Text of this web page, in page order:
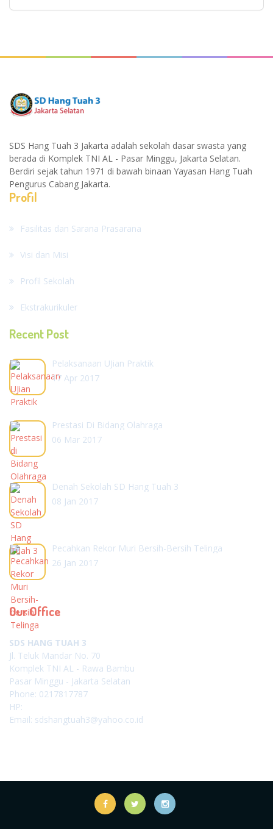
SDS Hang Tuah 3 Jakarta adalah sekolah dasar swasta yang
berada di Komplek TNI AL - Pasar Minggu, Jakarta Selatan.
Berdiri sejak tahun 1971 di bawah binaan Yayasan Hang Tuah
Pengurus Cabang Jakarta.
Profil
Fasilitas dan Sarana Prasarana
Visi dan Misi
Profil Sekolah
Ekstrakurikuler
Recent Post
Pelaksanaan UJian Praktik
17 Apr 2017
Prestasi Di Bidang Olahraga
06 Mar 2017
Denah Sekolah SD Hang Tuah 3
08 Jan 2017
Pecahkan Rekor Muri Bersih-Bersih Telinga
26 Jan 2017
Our Office
SDS HANG TUAH 3
Jl. Teluk Mandar No. 70
Komplek TNI AL - Rawa Bambu
Pasar Minggu - Jakarta Selatan
Phone: 0217817787
HP:
Email: sdshangtuah3@yahoo.co.id